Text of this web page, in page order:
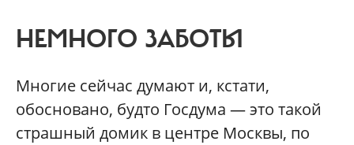
НЕМНОГО ЗАБОТЫ
Многие сейчас думают и, кстати,
обосновано, будто Госдума — это такой
страшный домик в центре Москвы, по